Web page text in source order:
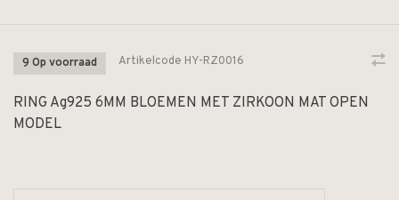
9 Op voorraad Artikelcode HY-RZ0016
RING Ag925 6MM BLOEMEN MET ZIRKOON MAT OPEN
MODEL